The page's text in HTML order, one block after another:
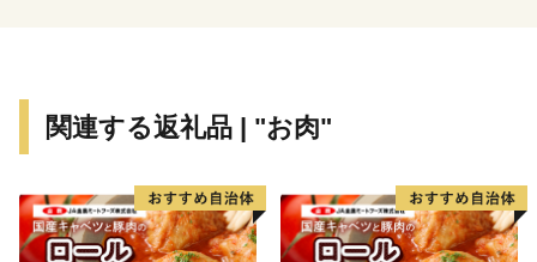
年(大正15年)には広尾郡茂寄村を広尾村に改称しまし
町制施行は1946年(昭和21年)でありますが、1869年を開
町の年としています。
関連する返礼品 | "お肉"